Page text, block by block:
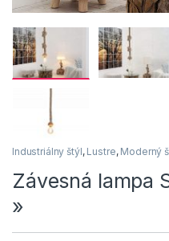
Industriálny štýl, Lustre, Moderný
Závesná lampa
»